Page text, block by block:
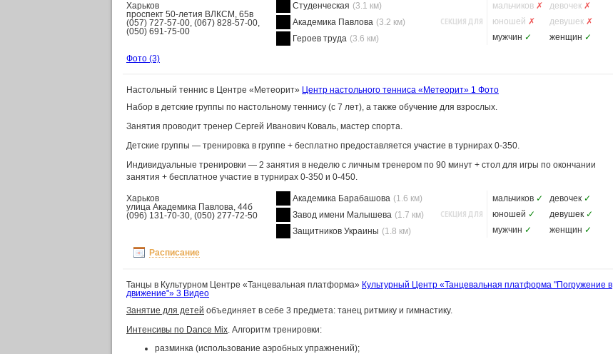
Харьков
проспект 50-летия ВЛКСМ, 65в
(057) 727-57-00, (067) 828-57-00,
(050) 691-75-00
Студенческая (3.1 км)
Академика Павлова (3.2 км)
Героев труда (3.6 км)
СЕКЦИЯ ДЛЯ
мальчиков ✗ девочек ✗
юношей ✗ девушек ✗
мужчин ✓ женщин ✓
Фото (3)
Настольный теннис в Центре «Метеорит» Центр настольного тенниса «Метеорит» 1 Фото
Набор в детские группы по настольному теннису (с 7 лет), а также обучение для взрослых.
Занятия проводит тренер Сергей Иванович Коваль, мастер спорта.
Детские группы — тренировка в группе + бесплатно предоставляется участие в турнирах 0-350.
Индивидуальные тренировки — 2 занятия в неделю с личным тренером по 90 минут + стол для игры по окончании
занятия + бесплатное участие в турнирах 0-350 и 0-450.
Харьков
улица Академика Павлова, 44б
(096) 131-70-30, (050) 277-72-50
Академика Барабашова (1.6 км)
Завод имени Малышева (1.7 км)
Защитников Украины (1.8 км)
СЕКЦИЯ ДЛЯ
мальчиков ✓ девочек ✓
юношей ✓ девушек ✓
мужчин ✓ женщин ✓
Расписание
Танцы в Культурном Центре «Танцевальная платформа» Культурный Центр «Танцевальная платформа "Погружение в
движение"» 3 Видео
Занятие для детей объединяет в себе 3 предмета: танец ритмику и гимнастику.
Интенсивы по Dance Mix. Алгоритм тренировки:
разминка (использование аэробных упражнений);